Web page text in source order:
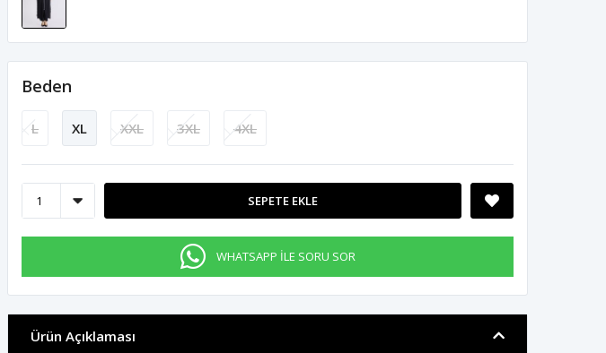
Beden
L XL XXL 3XL 4XL
SEPETE EKLE
WHATSAPP İLE SORU SOR
Ürün Açıklaması